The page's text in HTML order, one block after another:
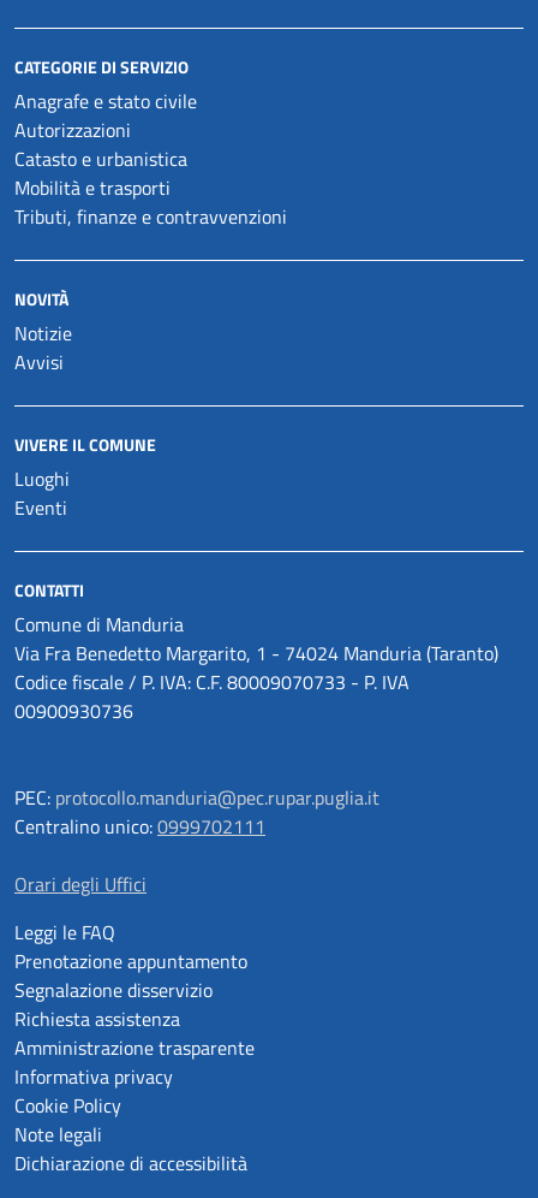
CATEGORIE DI SERVIZIO
Anagrafe e stato civile
Autorizzazioni
Catasto e urbanistica
Mobilità e trasporti
Tributi, finanze e contravvenzioni
NOVITÀ
Notizie
Avvisi
VIVERE IL COMUNE
Luoghi
Eventi
CONTATTI
Comune di Manduria
Via Fra Benedetto Margarito, 1 - 74024 Manduria (Taranto)
Codice fiscale / P. IVA: C.F. 80009070733 - P. IVA
00900930736
PEC: protocollo.manduria@pec.rupar.puglia.it
Centralino unico:0999702111
Orari degli Uffici
Leggi le FAQ
Prenotazione appuntamento
Segnalazione disservizio
Richiesta assistenza
Amministrazione trasparente
Informativa privacy
Cookie Policy
Note legali
Dichiarazione di accessibilità